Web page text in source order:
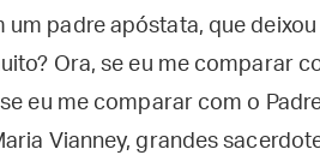
um padre apóstata, que
Ora, se eu me comparar
eu me comparar com o
Vianney, grandes